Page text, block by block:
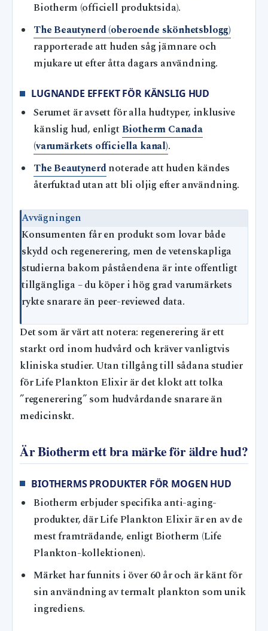
Biotherm (officiell produktsida).
The Beautynerd (oberoende skönhetsblogg)
rapporterade att huden såg jämnare och
mjukare ut efter åtta dagars användning.
LUGNANDE EFFEKT FÖR KÄNSLIG HUD
Serumet är avsett för alla hudtyper, inklusive
känslig hud, enligtBiotherm Canada
(varumärkets officiella kanal).
The Beautynerdnoterade att huden kändes
återfuktad utan att bli oljig efter användning.
Avvägningen
Konsumenten får en produkt som lovar både
skydd och regenerering, men de vetenskapliga
studierna bakom påståendena är inte offentligt
tillgängliga – du köper i hög grad varumärkets
rykte snarare än peer-reviewed data.
Det som är värt att notera: regenerering är ett
starkt ord inom hudvård och kräver vanligtvis
kliniska studier. Utan tillgång till sådana studier
för Life Plankton Elixir är det klokt att tolka
”regenerering” som hudvårdande snarare än
medicinskt.
Är Biotherm ett bra märke för äldre hud?
BIOTHERMS PRODUKTER FÖR MOGEN HUD
Biotherm erbjuder specifika anti-aging-
produkter, där Life Plankton Elixir är en av de
mest framträdande, enligt Biotherm (Life
Plankton-kollektionen).
Märket har funnits i över 60 år och är känt för
sin användning av termalt plankton som unik
ingrediens.